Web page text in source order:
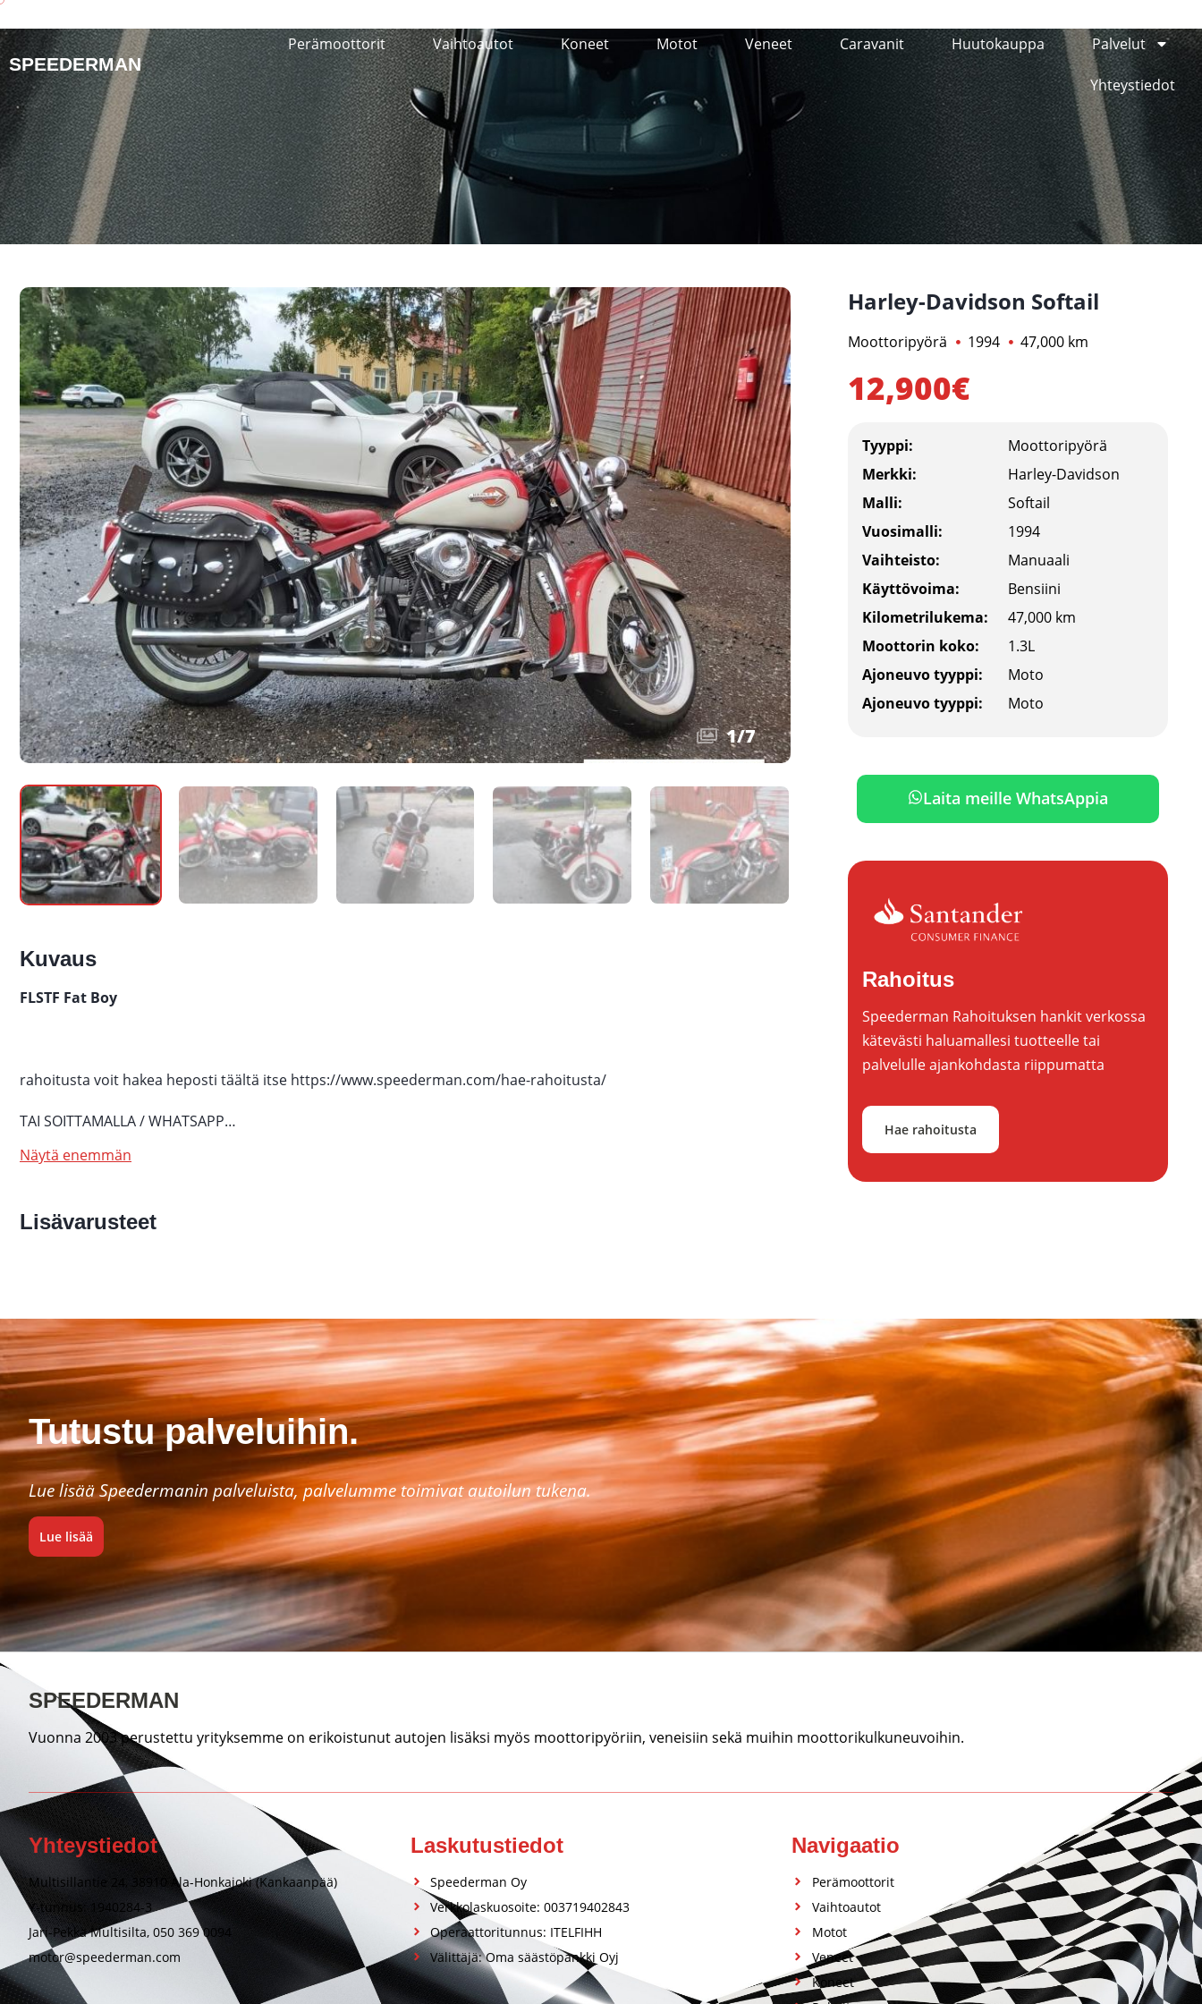
SPEEDERMAN
Perämoottorit Vaihtoautot Koneet Motot Veneet Caravanit Huutokauppa Palvelut
Yhteystiedot
1/7
Kuvaus
FLSTF Fat Boy
rahoitusta voit hakea heposti täältä itse https://www.speederman.com/hae-rahoitusta/
TAI SOITTAMALLA / WHATSAPP…
Näytä enemmän
Lisävarusteet
Harley-Davidson Softail
Moottoripyörä 1994 47,000 km
12,900€
Tyyppi:
Moottoripyörä
Merkki:
Harley-Davidson
Malli:
Softail
Vuosimalli:
1994
Vaihteisto:
Manuaali
Käyttövoima:
Bensiini
Kilometrilukema:
47,000 km
Moottorin koko:
1.3L
Ajoneuvo tyyppi:
Moto
Ajoneuvo tyyppi:
Moto
Laita meille WhatsAppia
Rahoitus
Speederman Rahoituksen hankit verkossa
kätevästi haluamallesi tuotteelle tai
palvelulle ajankohdasta riippumatta
Hae rahoitusta
Tutustu palveluihin.
Lue lisää Speedermanin palveluista, palvelumme toimivat autoilun tukena.
Lue lisää
SPEEDERMAN
Vuonna 2003 perustettu yrityksemme on erikoistunut autojen lisäksi myös moottoripyöriin, veneisiin sekä muihin moottorikulkuneuvoihin.
Yhteystiedot
Multisillantie 24, 38910 Ala-Honkajoki (Kankaanpää)
Y-tunnus: 1940284-3
Jari-Pekka Multisilta, 050 369 0094
motor@speederman.com
Laskutustiedot
Speederman Oy
Verkkolaskuosoite: 003719402843
Operaattoritunnus: ITELFIHH
Välittäjä: Oma säästöpankki Oyj
Navigaatio
Perämoottorit
Vaihtoautot
Motot
Veneet
Koneet